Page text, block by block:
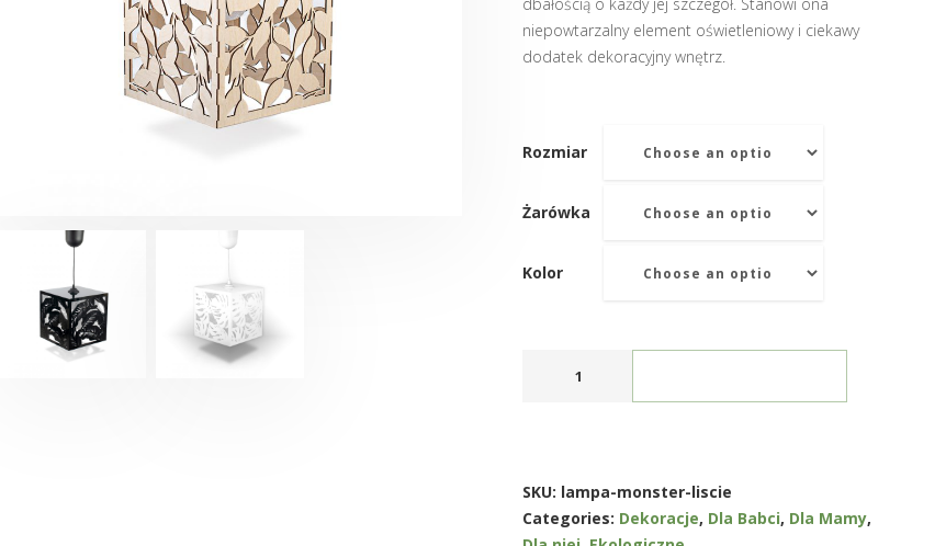
niepowtarzalny element oświetleniowy i ciekawy
dodatek dekoracyjny wnętrz.
Rozmiar
Żarówka
Kolor
SKU: lampa-monster-liscie
Categories: Dekoracje, Dla Babci, Dla Mamy,